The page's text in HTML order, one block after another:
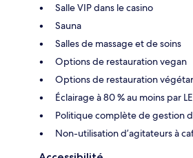
Salle VIP dans le casino
Sauna
Salles de massage et de soins
Options de restauration vegan
Options de restauration
Éclairage à 80 % au moins par
Politique complète de gestion
Non-utilisation d’agitateurs à